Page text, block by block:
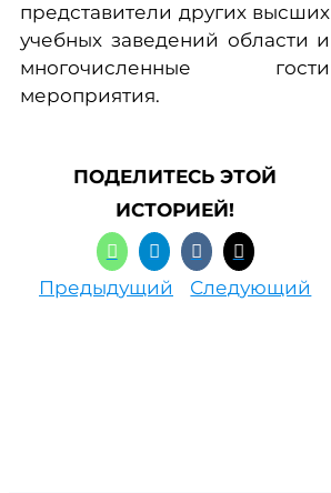
представители других высших
учебных заведений области и
многочисленные гости
мероприятия.
ПОДЕЛИТЕСЬ ЭТОЙ
ИСТОРИЕЙ!
Предыдущий Следующий